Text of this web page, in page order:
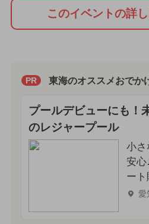
このイベントの詳
PR 東海のオススメおでか
プールデビューにも！
のレジャープール
小さ
安心
ート
愛